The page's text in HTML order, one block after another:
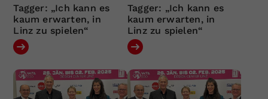
Tagger: „Ich kann es
kaum erwarten, in
Linz zu spielen“
Tagger: „Ich kann es
kaum erwarten, in
Linz zu spielen“